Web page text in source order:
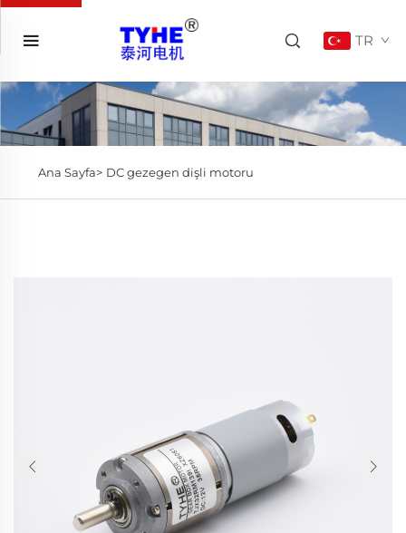
TR
Ana Sayfa> DC gezegen dişli motoru